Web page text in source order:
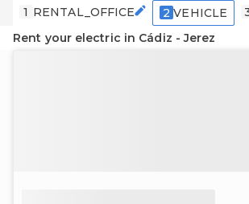
1 RENTAL_OFFICE 2 VEHICLE
Rent your electric in Cádiz - Jerez